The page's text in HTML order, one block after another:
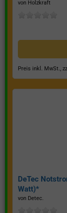
von Holzkraft
Preis inkl. MwSt.,
DeTec
Watt)*
von Detec.